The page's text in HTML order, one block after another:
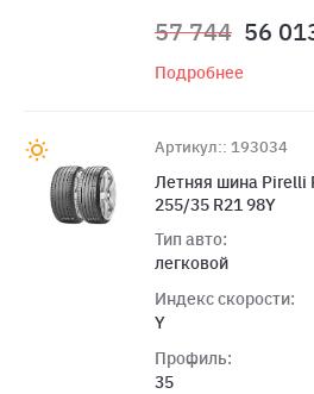
57 744 56
Подробнее
Артикул:: 193034
Летняя шина Pirelli
255/35 R21 98Y
Тип авто:
легковой
Индекс скорости:
Y
Профиль:
35